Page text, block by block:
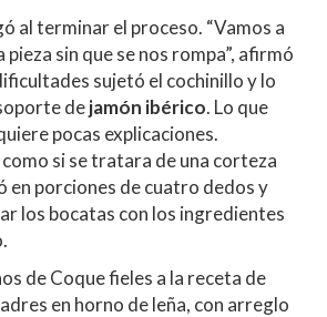
al terminar el proceso. “Vamos a
sin que se nos rompa”, afirmó
sujetó el cochinillo y lo
dejamón ibérico. Lo que
pocas explicaciones.
si se tratara de una corteza
en porciones de cuatro dedos y
los bocatas con los ingredientes
de Coque fieles a la receta de
en horno de leña, con arreglo